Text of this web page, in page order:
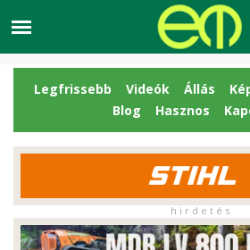
Legfrissebb Videók Állás
Blog
Hasznos
h i r d e t é s